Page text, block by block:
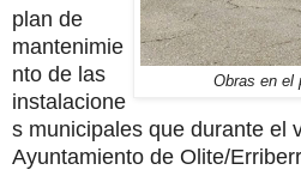
Obras en el
plan de
mantenimie
nto de las
instalacione
s municipales que durante el
Ayuntamiento de Olite/